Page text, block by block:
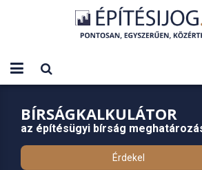
BÍRSÁGKALKULÁTOR
az építésügyi bírság
Érdekel